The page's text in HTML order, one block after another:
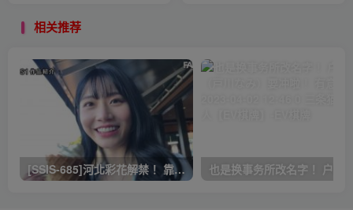
相关推荐
[SSIS-685]河北彩花解禁！ 靠这支作品再拿下销售冠军！ 有意思吧 2023-03-30 14:25 0 三条猫娱乐达人【EV棋牌】